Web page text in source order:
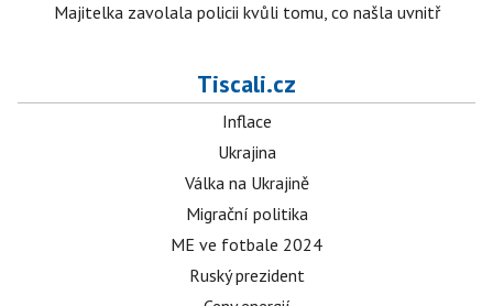
Majitelka zavolala policii kvůli tomu, co našla uvnitř
Tiscali.cz
Inflace
Ukrajina
Válka na Ukrajině
Migrační politika
ME ve fotbale 2024
Ruský prezident